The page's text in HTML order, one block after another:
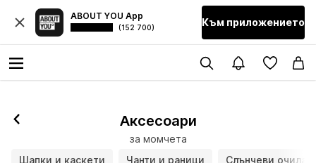
ABOUT YOU App
(152 700) Към приложението
Аксесоари
за момчета
Шапки и каскети
Чанти и раници Слънчеви очила